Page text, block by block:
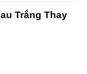
Trắng Thay